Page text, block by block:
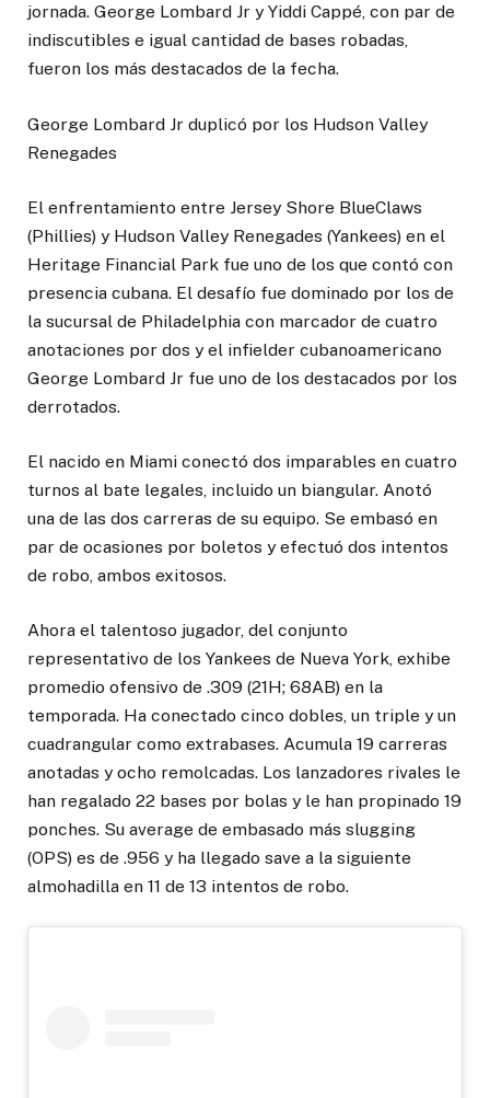
jornada. George Lombard Jr y Yiddi Cappé, con par de
indiscutibles e igual cantidad de bases robadas,
fueron los más destacados de la fecha.
George Lombard Jr duplicó por los Hudson Valley
Renegades
El enfrentamiento entre Jersey Shore BlueClaws
(Phillies) y Hudson Valley Renegades (Yankees) en el
Heritage Financial Park fue uno de los que contó con
presencia cubana. El desafío fue dominado por los de
la sucursal de Philadelphia con marcador de cuatro
anotaciones por dos y el infielder cubanoamericano
George Lombard Jr fue uno de los destacados por los
derrotados.
El nacido en Miami conectó dos imparables en cuatro
turnos al bate legales, incluido un biangular. Anotó
una de las dos carreras de su equipo. Se embasó en
par de ocasiones por boletos y efectuó dos intentos
de robo, ambos exitosos.
Ahora el talentoso jugador, del conjunto
representativo de los Yankees de Nueva York, exhibe
promedio ofensivo de .309 (21H; 68AB) en la
temporada. Ha conectado cinco dobles, un triple y un
cuadrangular como extrabases. Acumula 19 carreras
anotadas y ocho remolcadas. Los lanzadores rivales le
han regalado 22 bases por bolas y le han propinado 19
ponches. Su average de embasado más slugging
(OPS) es de .956 y ha llegado save a la siguiente
almohadilla en 11 de 13 intentos de robo.